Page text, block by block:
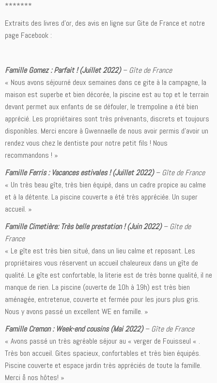
*******
Extraits des livres d’or, des avis en ligne sur Gite de France et notre
page Facebook :
Famille Gomez : Parfait ! (Juillet 2022)– Gîte de France
« Nous avons séjourné deux semaines dans ce gite à la campagne, la
maison est superbe et bien décorée, la piscine est au top et le terrain
devant permet aux enfants de se défouler, le trempoline a été bien
apprécié. Les propriétaires sont très prévenants, discrets et toujours
disponibles. Merci encore à Gwennaelle de nous avoir permis d’avoir un
rendez vous chez le dentiste pour notre petit fils ! Nous
recommandons ! »
Famille Ferris : Vacances estivales ! (Juillet 2022)– Gîte de France
« Un très beau gîte, très bien équipé, dans un cadre propice au calme
et à la détente. La piscine couverte a été très appréciée. Un super
accueil. »
Famille Cimetière: Très belle prestation ! (Juin 2022)– Gîte de
France
« Le gîte est très bien situé, dans un lieu calme et reposant. Les
propriétaires vous réservent un accueil chaleureux dans un gîte de
qualité. Le gîte est confortable, la literie est de très bonne qualité, il ne
manque de rien. La piscine (ouverte de 10h à 19h) est très bien
aménagée, entretenue, couverte et fermée pour les jours plus gris.
Nous y avons passé un excellent WE en famille. »
Famille Cremon : Week-end cousins (Mai 2022)– Gîte de France
« Avons passé un très agréable séjour au « verger de Fouisseul « .
Très bon accueil. Gites spacieux, confortables et très bien équipés.
Piscine couverte et espace jardin très appréciés de toute la famille.
Merci å nos hôtes! »